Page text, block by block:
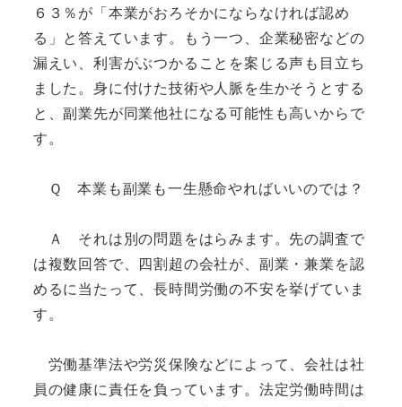
６３％が「本業がおろそかにならなければ認め
る」と答えています。もう一つ、企業秘密などの
漏えい、利害がぶつかることを案じる声も目立ち
ました。身に付けた技術や人脈を生かそうとする
と、副業先が同業他社になる可能性も高いからで
す。
Ｑ 本業も副業も一生懸命やればいいのでは？
Ａ それは別の問題をはらみます。先の調査で
は複数回答で、四割超の会社が、副業・兼業を認
めるに当たって、長時間労働の不安を挙げていま
す。
労働基準法や労災保険などによって、会社は社
員の健康に責任を負っています。法定労働時間は